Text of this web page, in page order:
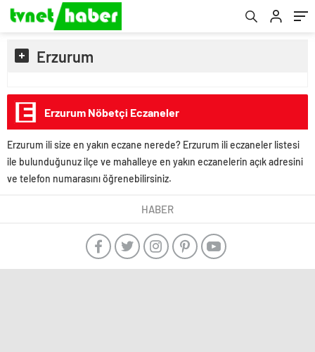
Erzurum
Erzurum Nöbetçi Eczaneler
Erzurum ili size en yakın eczane nerede? Erzurum ili eczaneler listesi
ile bulunduğunuz ilçe ve mahalleye en yakın eczanelerin açık adresini
ve telefon numarasını öğrenebilirsiniz.
HABER